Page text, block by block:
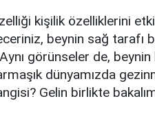
kişilik özelliklerini
beynin sağ tarafı
Aynı görünseler de,
dünyamızda
Gelin birlikte